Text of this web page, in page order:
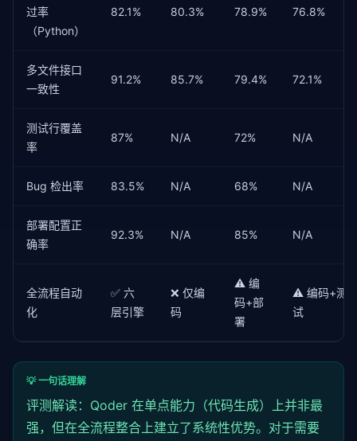
过率
（Python）
82.1% 80.3% 78.9% 76.8%
多文件接口
一致性
91.2% 85.7% 79.4% 72.1%
测试行覆盖
率
87% N/A 72% N/A
Bug 检出率 83.5% N/A 68% N/A
部署配置正
确率
92.3% N/A 85% N/A
全流程自动
化
✅ 六
层引擎
❌ 仅编
码
⚠️ 编
码+部
署
⚠️ 编码+测
试
💡 一句话理解
评测解读：Qoder 在单点能力（代码生成）上并非最
强，但在全流程整合上建立了系统性优势。对于需要